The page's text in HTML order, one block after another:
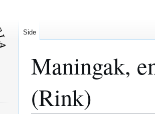
Maningak,
(Rink)
Side